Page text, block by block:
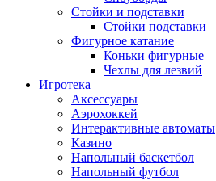
Стойки и подставки
Cтойки подставки
Фигурное катание
Коньки фигурные
Чехлы для лезвий
Игротека
Аксессуары
Аэрохоккей
Интерактивные автоматы
Казино
Напольный баскетбол
Напольный футбол